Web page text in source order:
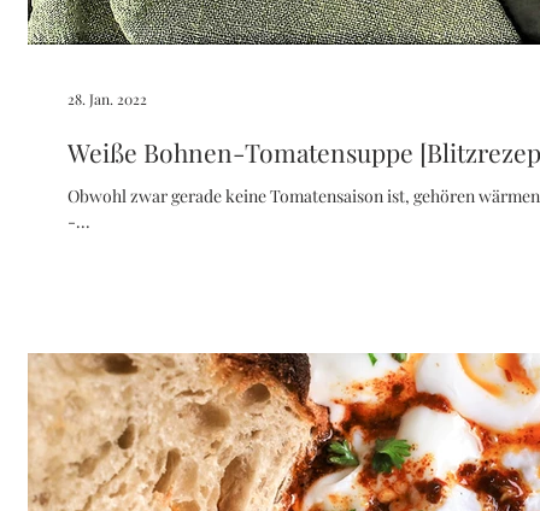
Weiße Bohnen-Tomatensuppe
Obwohl zwar gerade keine Tomatensaison ist, gehören
-...
28. Jan. 2022